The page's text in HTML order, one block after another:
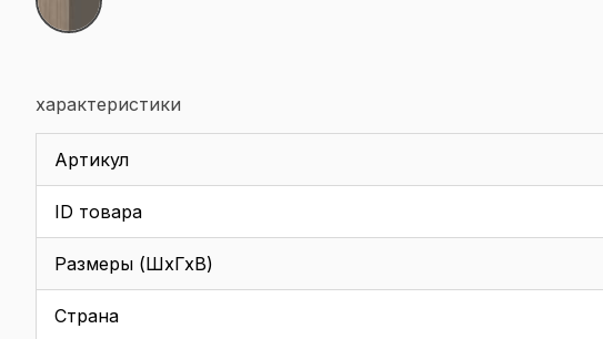
характеристики
Артикул
ID товара
Размеры (ШхГхВ)
Страна